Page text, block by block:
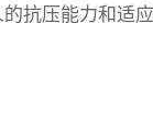
抗压能力和适